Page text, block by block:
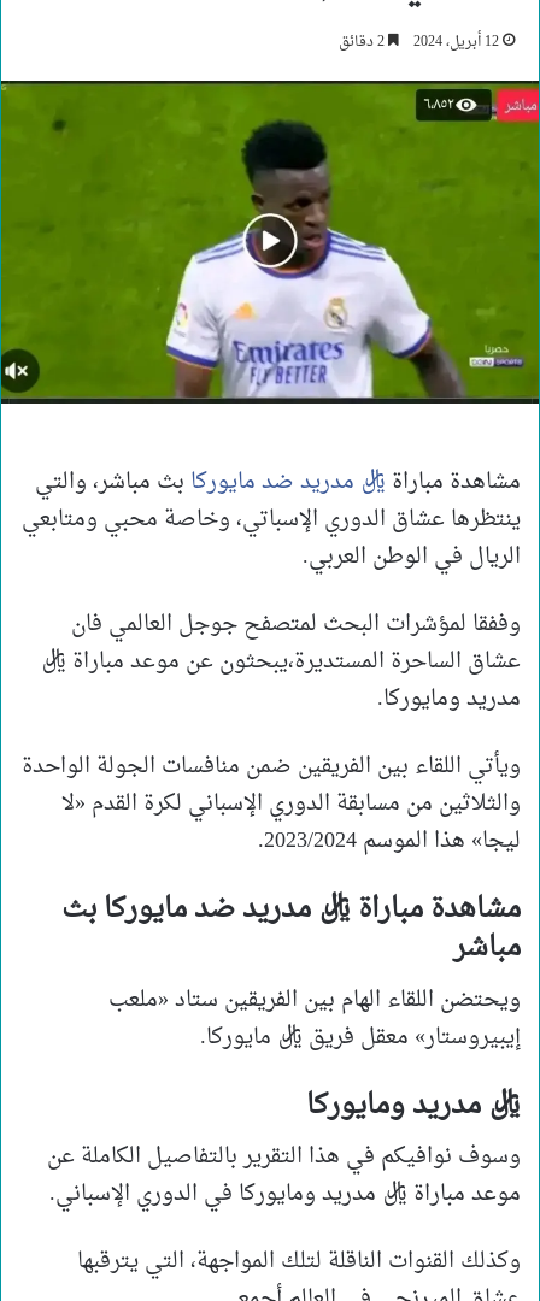
12 أبريل، 2024
مشاهدة مباراة ريال مدريد ضد مايوركا بث مباشر، والتي
ينتظرها عشاق الدوري الإسباتي، وخاصة محبي ومتابعي
الريال في الوطن العربي.
وففقا لمؤشرات البحث لمتصفح جوجل العالمي فان
عشاق الساحرة المستديرة،يبحثون عن موعد مباراة ريال
مدريد ومايوركا.
ويأتي اللقاء بين الفريقين ضمن منافسات الجولة الواحدة
والثلاثين من مسابقة الدوري الإسباني لكرة القدم «لا
ليجا» هذا الموسم 2023/2024.
مشاهدة مباراة ريال مدريد ضد مايوركا بث
مباشر
ويحتضن اللقاء الهام بين الفريقين ستاد «ملعب
إيبيروستار» معقل فريق ريال مايوركا.
ريال مدريد ومايوركا
وسوف نوافيكم في هذا التقرير بالتفاصيل الكاملة عن
موعد مباراة ريال مدريد ومايوركا في الدوري الإسباني.
وكذلك القنوات الناقلة لتلك المواجهة، التي يترقبها